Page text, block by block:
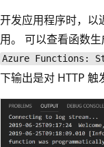
开发应用程序时，以
用。 可以查看函数
Azure Functions:
下输出是对 HTTP 触